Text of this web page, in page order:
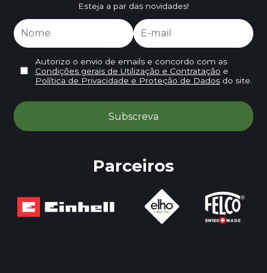
Esteja a par das novidades!
Autorizo o envio de emails e concordo com as
Condições gerais de Utilização e Contratação e
Política de Privacidade e Proteção de Dadosdo site.
Parceiros